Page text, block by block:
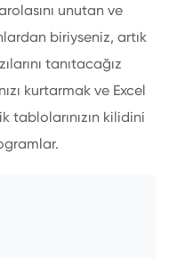
unutan ve
biriyseniz, artık
tanıtacağız
kurtarmak ve Excel
tablolarınızın kilidini